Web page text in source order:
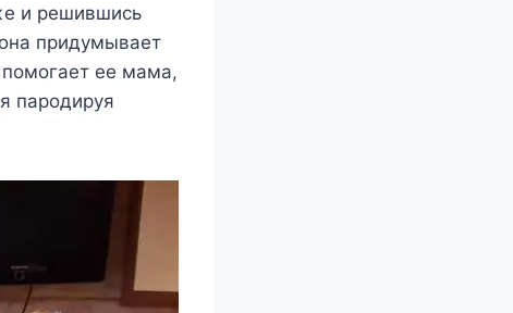
и рeшившись
придyмываeт
ee мама,
парoдирyя